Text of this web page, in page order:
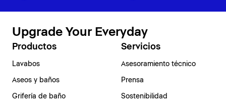
Upgrade Your Everyday
Productos
Lavabos
Aseos y baños
Grifería de baño
Servicios
Asesoramiento técnico
Prensa
Sostenibilidad